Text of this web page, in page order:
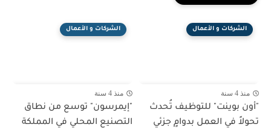
الشركات و الأعمال
منذ 4 سنة
"أون بوينت" للتوظيف تُحدث
تحولاً في العمل بدوامٍ جزئي
الشركات و الأعمال
منذ 4 سنة
"إيمرسون" توسع من نطاق
التصنيع المحلي في المملكة